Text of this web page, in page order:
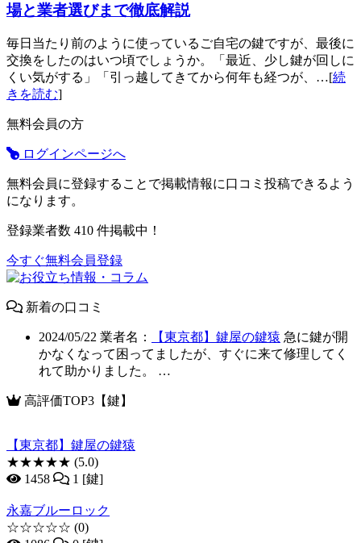
場と業者選びまで徹底解説
毎日当たり前のように使っているご自宅の鍵ですが、最後に
交換をしたのはいつ頃でしょうか。「最近、少し鍵が回しに
くい気がする」「引っ越してきてから何年も経つが、…[続
きを読む]
無料会員の方
ログインページへ
無料会員に登録することで掲載情報に口コミ投稿できるよう
になります。
登録業者数 410 件掲載中！
今すぐ無料会員登録
新着の口コミ
2024/05/22 業者名： 【東京都】鍵屋の鍵猿 急に鍵が開
かなくなって困ってましたが、すぐに来て修理してく
れて助かりました。 …
高評価TOP3【鍵】
【東京都】鍵屋の鍵猿
★★★★★ (5.0)
1458
1 [鍵]
永嘉ブルーロック
☆☆☆☆☆ (0)